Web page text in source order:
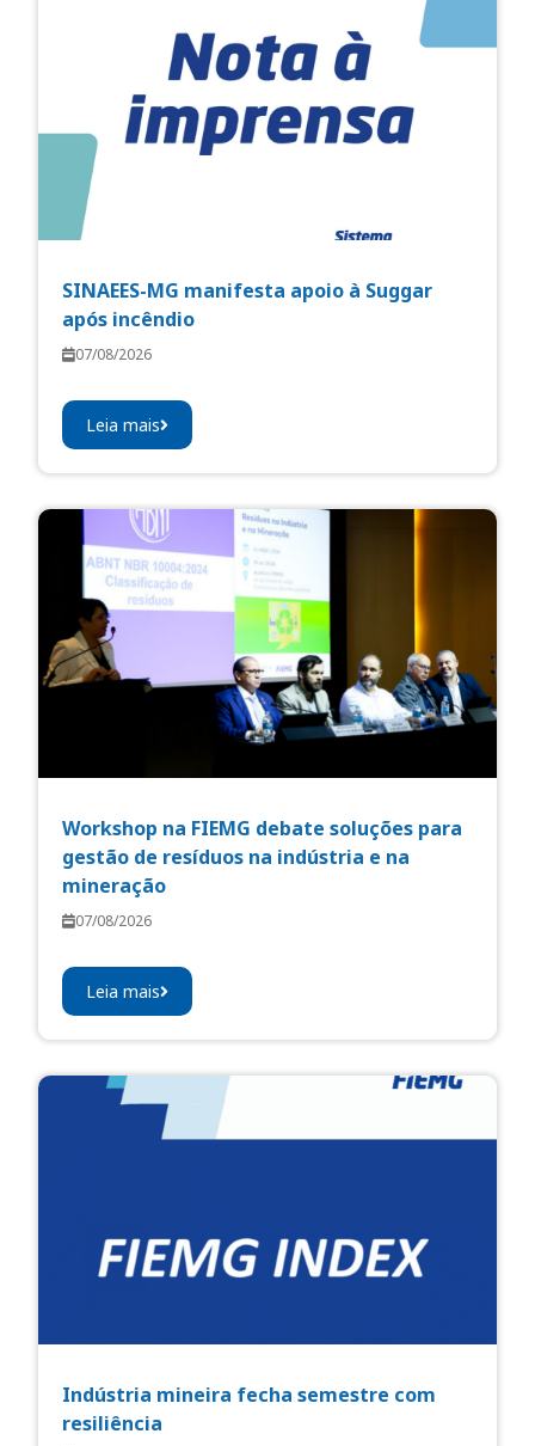
SINAEES-MG manifesta apoio à Suggar
após incêndio
07/08/2026
Leia mais
Workshop na FIEMG debate soluções para
gestão de resíduos na indústria e na
mineração
07/08/2026
Leia mais
Indústria mineira fecha semestre com
resiliência